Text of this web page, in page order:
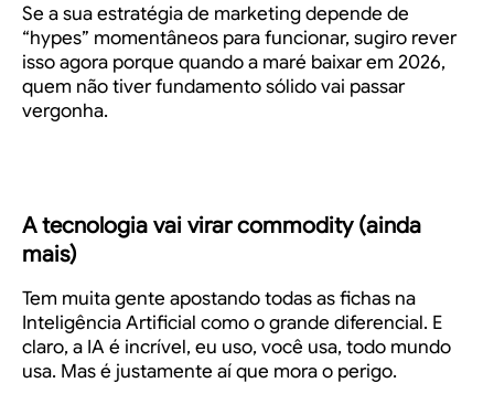
Se a sua estratégia de marketing depende de
“hypes” momentâneos para funcionar, sugiro rever
isso agora porque quando a maré baixar em 2026,
quem não tiver fundamento sólido vai passar
vergonha.
A tecnologia vai virar commodity (ainda
mais)
Tem muita gente apostando todas as fichas na
Inteligência Artificial como o grande diferencial. E
claro, a IA é incrível, eu uso, você usa, todo mundo
usa. Mas é justamente aí que mora o perigo.